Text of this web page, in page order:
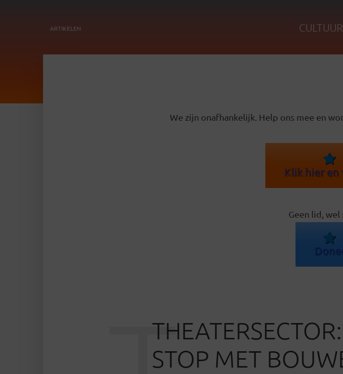
ARTIKELEN
We zijn onafhankelijk. Help ons mee en
Klik hier en
Geen lid, wel
STOP MET